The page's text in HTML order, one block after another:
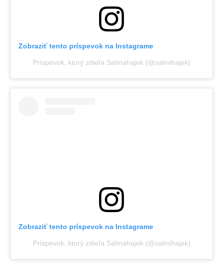
Zobraziť tento príspevok na Instagrame
Príspevok, ktorý zdieľa Salmahajek (@salmihajek)
Zobraziť tento príspevok na Instagrame
Príspevok, ktorý zdieľa Salmahajek (@salmihajek)